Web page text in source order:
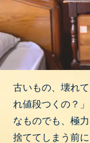
古いもの、壊れ
れ値段つくの？
なものでも、極
捨ててしまう前